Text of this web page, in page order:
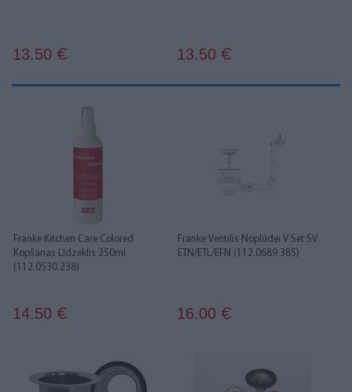
13.50 € 13.50 €
Franke Kitchen Care Colored
Kopšanas Līdzeklis 250ml
(112.0530.238)
14.50 €
Franke Ventilis Noplūdei V Set SV
ETN/ETL/EFN (112.0689.385)
16.00 €